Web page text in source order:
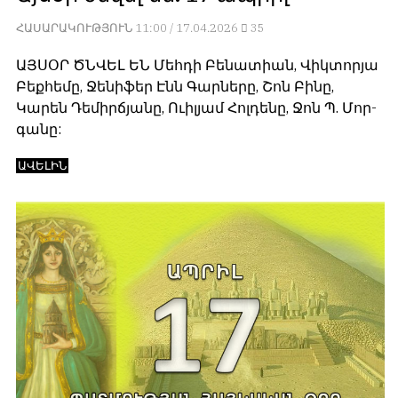
душой.
Редакция
не
лезет
в
тексты,
кромсает
их
и
не
искажает
смысл.
Мнение
редакции
не
հետ
համակարծիք
պարտադիր
պայման
չէ
նյութերը
համար։
Հակառակ
կարծիքները
Խմբագրության
կողմից
ընդունվում
են
ոչ
այնքան
գրկաբաց
են,
ՀԱՍԱՐԱԿՈՒԹՅՈՒՆ 11:00 / 17.04.2026 35
ԱՅՍՕՐ ԾՆՎԵԼ ԵՆ Մեհդի Բենատիան, Վիկտորյա
Բեքհեմը, Ջենիֆեր Էնն Գարները, Շոն Բինը,
Կարեն Դեմիրճյանը, Ուիլյամ Հոլդենը, Ջոն Պ. Մոր­
գանը:
ԱՎԵԼԻՆ